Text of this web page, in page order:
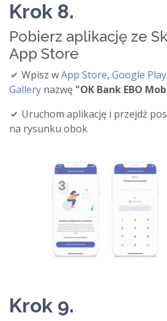
Krok 8.
Pobierz aplikację ze
App Store
Wpisz wApp Store, Google Play
Gallery nazwę "OK Bank EBO
Uruchom aplikację i przejdź
na rysunku obok
Krok 9.